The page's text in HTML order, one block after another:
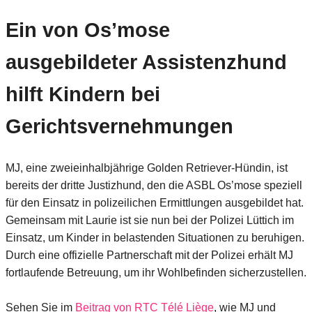
Ein von Os’mose
ausgebildeter Assistenzhund
hilft Kindern bei
Gerichtsvernehmungen
MJ, eine zweieinhalbjährige Golden Retriever-Hündin, ist
bereits der dritte Justizhund, den die ASBL Os’mose speziell
für den Einsatz in polizeilichen Ermittlungen ausgebildet hat.
Gemeinsam mit Laurie ist sie nun bei der Polizei Lüttich im
Einsatz, um Kinder in belastenden Situationen zu beruhigen.
Durch eine offizielle Partnerschaft mit der Polizei erhält MJ
fortlaufende Betreuung, um ihr Wohlbefinden sicherzustellen.
Sehen Sie im Beitrag von RTC Télé Liège, wie MJ und